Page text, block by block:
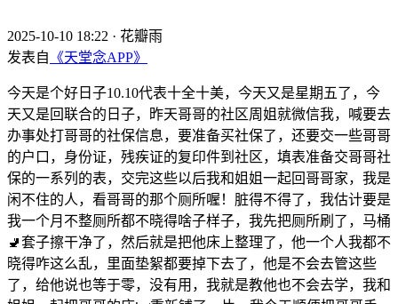
2025-10-10 18:22 · 花瓣雨
发表自 《天堂念APP》
今天是个好日子10.10代表十全十美，今天又是星期五了，今
天又是回联合的日子，昨天哥哥的社区周姐就微信我，喊要去
办事处打哥哥的社保信息，要准备买社保了，还要交一些哥哥
的户口，身份证，残疾证的复印件到社区，填表准备交哥哥社
保的一系列的表，交完这些以后我和姐姐一起回哥哥家，我是
闲不住的人，看哥哥的那个厕所喔！脏得不得了，我估计要是
我一个月不整厕所都不晓得啥子样子，我先把厕所刷了，马桶
🚽套子擦干净了，然后就是把他床上整理了，他一个人我都不
晓得咋这么乱，里面垫絮都要掉下去了，他是不会去管这些
了，给他说也等于零，没有用，我就是教他也不会去学，我和